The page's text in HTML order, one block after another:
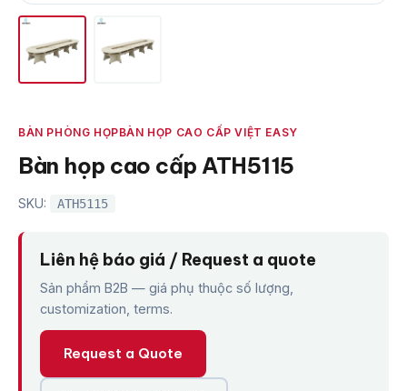
BÀN PHÒNG HỌPBÀN HỌP CAO CẤP VIỆT EASY
Bàn họp cao cấp ATH5115
SKU: ATH5115
Liên hệ báo giá / Request a quote
Sản phẩm B2B — giá phụ thuộc số lượng,
customization, terms.
Request a Quote